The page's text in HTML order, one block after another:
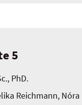
5
PhD.
Reichmann, Nóra